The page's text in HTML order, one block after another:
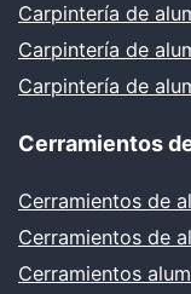
Carpintería de
Carpintería de
Carpintería de
Cerramientos
Cerramientos de
Cerramientos de
Cerramientos